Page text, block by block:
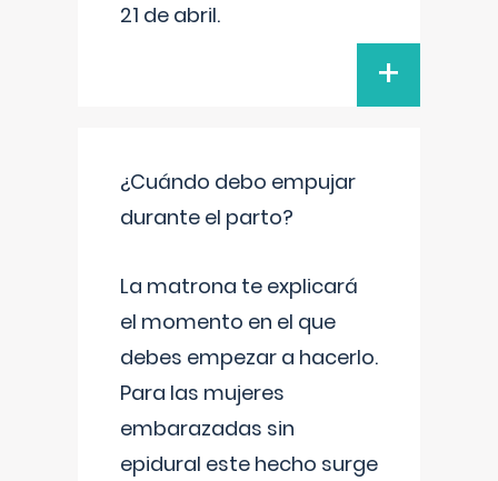
21 de abril.
+
¿Cuándo debo empujar
durante el parto?
La matrona te explicará
el momento en el que
debes empezar a hacerlo.
Para las mujeres
embarazadas sin
epidural este hecho surge